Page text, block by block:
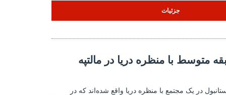
جزئیات
آپارتمان‌های طبقه متوسط ​​با منظره دریا در دریا در مالتپه استانبول 2
متوسط ​​با منظره دریا در مالتپه
استانبول در یک مجتمع با منظره دریا واقع شده‌اند که در